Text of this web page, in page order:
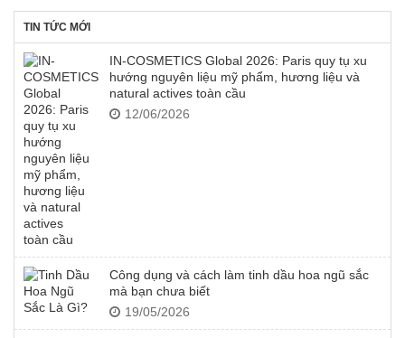
160.000 ₫.
59.000 ₫.
80.000 ₫.
TIN TỨC MỚI
IN-COSMETICS Global 2026: Paris quy tụ xu
hướng nguyên liệu mỹ phẩm, hương liệu và
natural actives toàn cầu
12/06/2026
Công dụng và cách làm tinh dầu hoa ngũ sắc
mà bạn chưa biết
19/05/2026